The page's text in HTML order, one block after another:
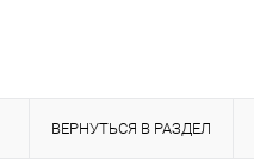
ВЕРНУТЬСЯ В РАЗДЕЛ